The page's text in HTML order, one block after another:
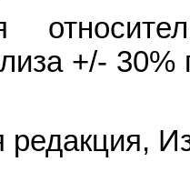
+/-
редакция,